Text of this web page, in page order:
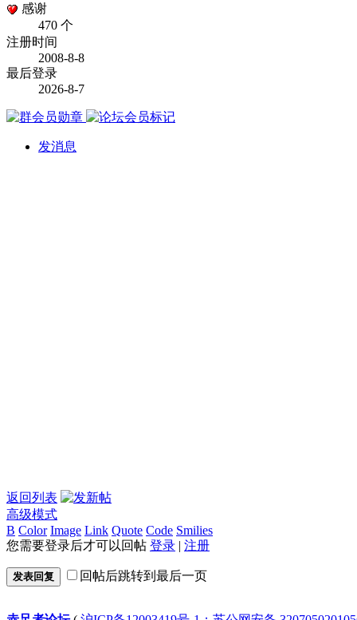
感谢
470 个
注册时间
2008-8-8
最后登录
2026-8-7
发消息
返回列表
高级模式
B Color Image Link Quote Code Smilies
您需要登录后才可以回帖 登录 | 注册
发表回复 回帖后跳转到最后一页